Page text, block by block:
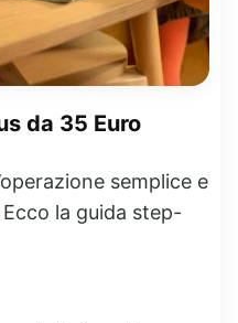
da 35 Euro
semplice e
la guida step-